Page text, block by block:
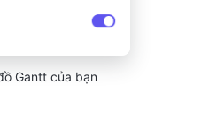
Gantt của bạn